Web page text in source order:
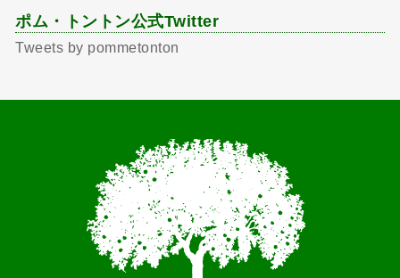
ポム・トントン公式Twitter
Tweets by pommetonton